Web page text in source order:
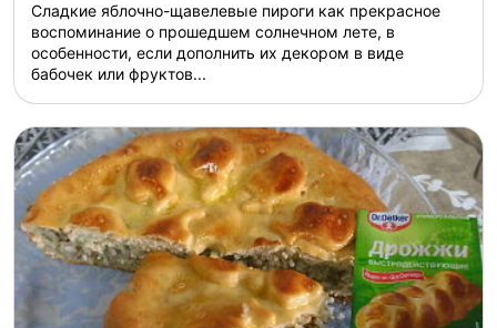
Сладкие яблочно-щавелевые пироги как прекрасное
воспоминание о прошедшем солнечном лете, в
особенности, если дополнить их декором в виде
бабочек или фруктов...